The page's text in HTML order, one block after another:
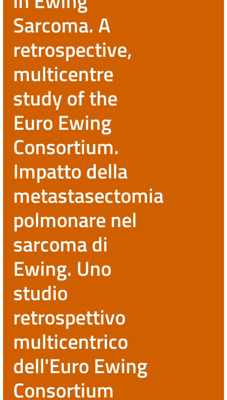
Sarcoma. A
retrospective,
multicentre
study of the
Euro Ewing
Consortium.
Impatto della
metastasectomia
polmonare nel
sarcoma di
Ewing. Uno
studio
retrospettivo
multicentrico
dell'Euro Ewing
Consortium